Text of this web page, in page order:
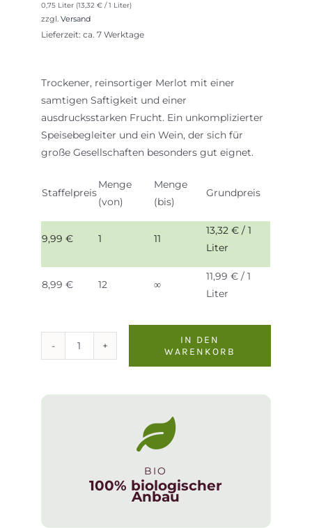
0,75 Liter (13,32€ / 1 Liter)
zzgl.Versand
Lieferzeit: ca. 7 Werktage
Trockener, reinsortiger Merlot mit einer
samtigen Saftigkeit und einer
ausdrucksstarken Frucht. Ein unkomplizierter
Speisebegleiter und ein Wein, der sich für
große Gesellschaften besonders gut eignet.
Staffelpreis
Menge
(von)
Menge
(bis)
Grundpreis
9,99€ 1 11
13,32€ / 1
Liter
8,99€ 12 ∞
11,99€ / 1
Liter
Amastuola
Capocanale
IN DEN
WARENKORB
BIO
100% biologischer
Anbau